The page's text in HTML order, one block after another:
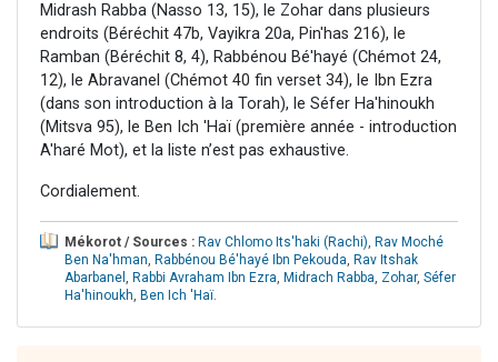
Midrash Rabba (Nasso 13, 15), le Zohar dans plusieurs
endroits (Béréchit 47b, Vayikra 20a, Pin'has 216), le
Ramban (Béréchit 8, 4), Rabbénou Bé'hayé (Chémot 24,
12), le Abravanel (Chémot 40 fin verset 34), le Ibn Ezra
(dans son introduction à la Torah), le Séfer Ha'hinoukh
(Mitsva 95), le Ben Ich 'Haï (première année - introduction
A'haré Mot), et la liste n’est pas exhaustive.
Cordialement.
Mékorot / Sources : Rav Chlomo Its'haki (Rachi), Rav Moché
Ben Na'hman, Rabbénou Bé'hayé Ibn Pekouda, Rav Itshak
Abarbanel , Rabbi Avraham Ibn Ezra, Midrach Rabba, Zohar, Séfer
Ha'hinoukh, Ben Ich 'Haï.